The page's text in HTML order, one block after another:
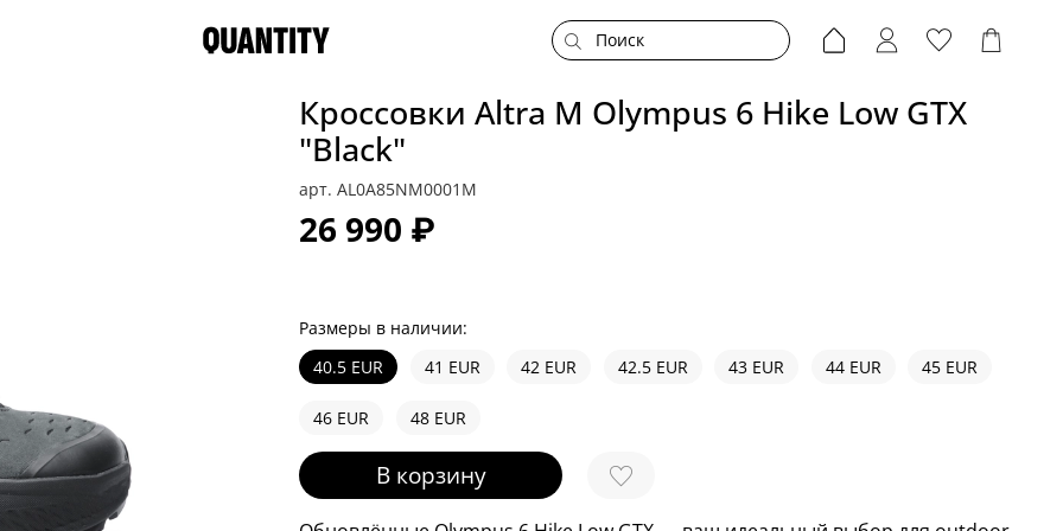
арт. AL0A85NM0001M
Кроссовки Altra M Olympus 6 Hike Low GTX
"Black"
26 990 ₽
В корзину
Размеры в наличии:
40.5 EUR
41 EUR 42 EUR 42.5 EUR 43 EUR 44 EUR 45 EUR
46 EUR 48 EUR